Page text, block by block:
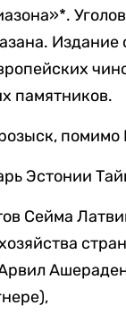
памятников.
помимо
Эстонии
Сейма